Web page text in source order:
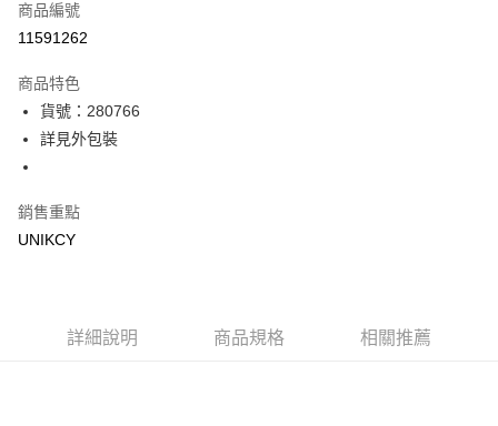
信用卡一次付款
LINE Pay
Apple Pay
商品編號
11591262
商品特色
貨號：280766
詳見外包裝
銷售重點
UNIKCY
詳細說明 商品規格 相關推薦